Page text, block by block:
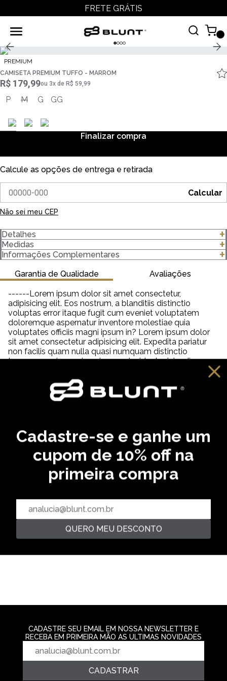
FRETE GRÁTIS
PREMIUM
CAMISETA PREMIUM TUFFO - MARROM
R$ 179,99ou 3x de R$ 59,99
P M G GG
Finalizar compra
Calcule as opções de entrega e retirada
Calcular
Não sei meu CEP
Detalhes
- Modelagem Premium
- Unissex
- 100% algodão
- Gola canelada 3 Centímetros (cm) 2x1 com Elastano
- Gramatura 230 g/m²
Importante saber:
-As cores podem ter algumas variações de acordo com o
monitor ou dispositivo que está utilizando.
-Em produtos de algodão pode haver encolhimento de 2,5 a
3%.
Medidas
clique para abrir as medidas
Informações Complementares
Garantia de Qualidade
------Lorem ipsum dolor sit amet consectetur,
adipisicing elit. Eos nostrum, a blanditiis distinctio
voluptas error itaque fugit cum eveniet voluptatem
doloremque aspernatur inventore molestiae quia
voluptates officiis magni ipsum in? Lorem ipsum dolor
sit amet consectetur adipisicing elit. Expedita pariatur
non facilis quam nulla quasi numquam distinctio
tempora veniam quia quisquam incidunt reiciendis,
saepe neque unde labore illum dolor provident. Lorem
ipsum dolor sit amet consectetur adipisicing elit. Aut
distinctio adipisci hic molestiae, amet quibusdam
cupiditate inventore fugit eveniet aliquam similique
Avaliações
VOCÊ PODE GOSTAR
CAMISETA LETTERING -
R$ 129,99
2‌x de R$ 64,99
OVERSIZED
CAMISETA OVERSIZED VINYL -
R$ 169,99
3‌x de R$ 56,66
R$ 139,99
Cadastre-se e ganhe um
cupom de 10% off na
primeira compra
QUERO MEU DESCONTO
CADASTRE SEU EMAIL EM NOSSA NEWSLETTER E
RECEBA EM PRIMEIRA MÃO AS ULTIMAS NOVIDADES
CADASTRAR